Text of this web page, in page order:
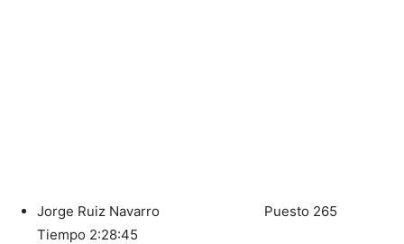
Jorge Ruiz Navarro Puesto 265
Tiempo 2:28:45